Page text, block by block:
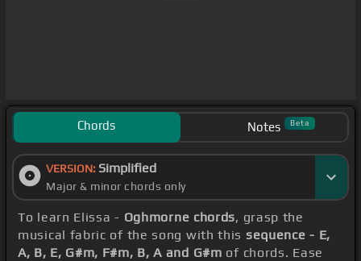
Chords Notes Beta
VERSION: Simplified
Major & minor chords only
To learn Elissa - Oghmorne chords, grasp the
musical fabric of the song with this sequence - E,
A, B, E, G#m, F#m, B, A and G#m of chords. Ease